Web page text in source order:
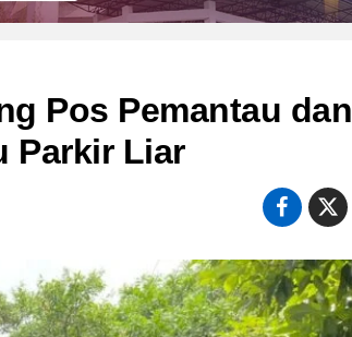
Pos Pemantau dan
Parkir Liar